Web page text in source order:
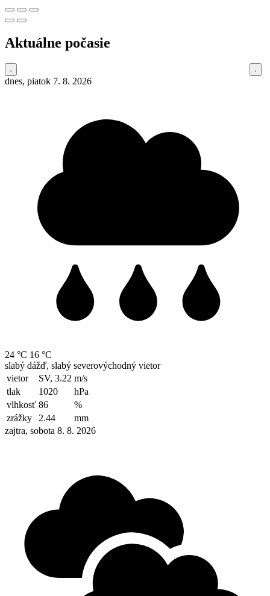
Aktuálne počasie
dnes, piatok 7. 8. 2026
24 °C 16 °C
slabý dážď, slabý severovýchodný vietor
vietor
SV, 3.22 m/s
tlak
1020
hPa
vlhkosť 86
%
zrážky
2.44
mm
zajtra, sobota 8. 8. 2026